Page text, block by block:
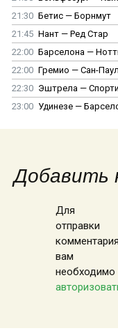
21:30 Бетис — Борнмут
21:45 Нант — Ред Стар
22:00 Барселона —
22:00 Гремио — Сан-
22:30 Эштрела —
23:00 Удинезе —
Добавить
Для
отправки
комментария
вам
необходимо